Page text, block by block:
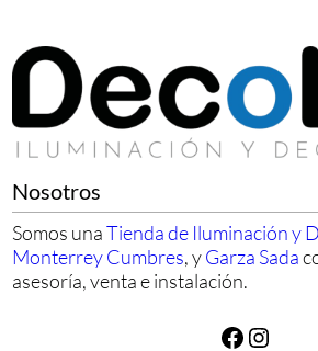
Nosotros
Somos unaTienda de Iluminación y
Monterrey Cumbres, yGarza Sada
asesoría, venta e instalación.
Facebook Instagram